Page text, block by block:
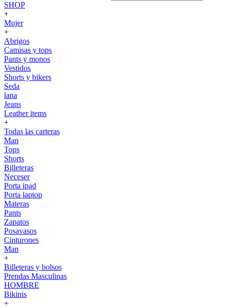
SHOP
+
Mujer
+
Abrigos
Camisas y tops
Pants y monos
Vestidos
Shorts y bikers
Seda
lana
Jeans
Leather items
+
Todas las carteras
Man
Tops
Shorts
Billeteras
Neceser
Porta ipad
Porta laptop
Materas
Pants
Zapatos
Posavasos
Cinturones
Man
+
Billeteras y bolsos
Prendas Masculinas
HOMBRE
Bikinis
+